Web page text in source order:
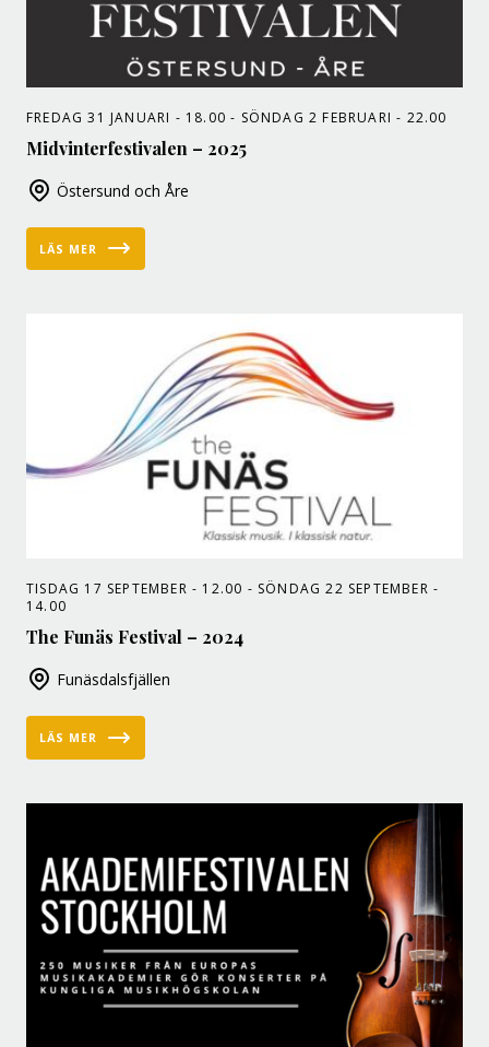
FREDAG 31 JANUARI - 18.00 - SÖNDAG 2 FEBRUARI - 22.00
Midvinterfestivalen – 2025
Östersund och Åre
LÄS MER
TISDAG 17 SEPTEMBER - 12.00 - SÖNDAG 22 SEPTEMBER -
14.00
The Funäs Festival – 2024
Funäsdalsfjällen
LÄS MER